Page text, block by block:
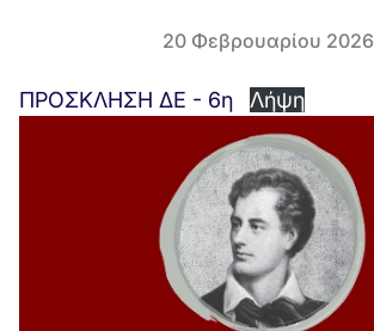
20 Φεβρουαρίου 2026
ΠΡΟΣΚΛΗΣΗ ΔΕ - 6η Λήψη